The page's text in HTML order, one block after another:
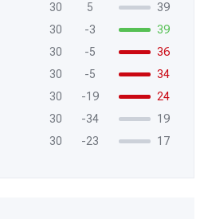
30 5
39
30 -3
39
30 -5
36
30 -5
34
30 -19
24
30 -34
19
30 -23 17